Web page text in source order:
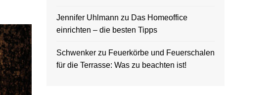
Jennifer Uhlmann zu Das Homeoffice
einrichten – die besten Tipps
Schwenker zu Feuerkörbe und Feuerschalen
für die Terrasse: Was zu beachten ist!